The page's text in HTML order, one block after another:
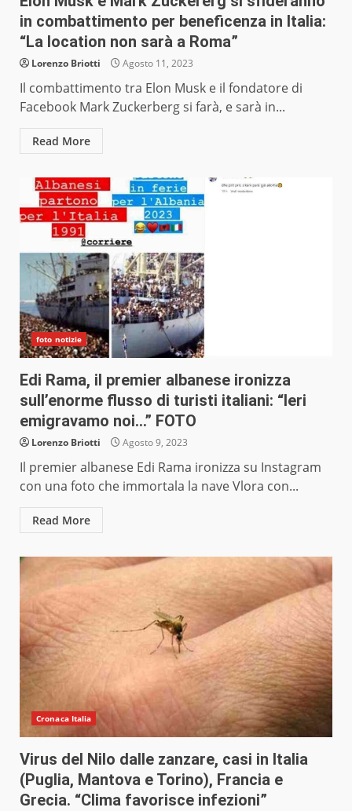
in combattimento per beneficenza in Italia:
“La location non sarà a Roma”
Lorenzo Briotti Agosto 11, 2023
Il combattimento tra Elon Musk e il fondatore di
Facebook Mark Zuckerberg si farà, e sarà in...
Read More
foto notizie
Edi Rama, il premier albanese ironizza
sull’enorme flusso di turisti italiani: “Ieri
emigravamo noi…” FOTO
Lorenzo Briotti Agosto 9, 2023
Il premier albanese Edi Rama ironizza su Instagram
con una foto che immortala la nave Vlora con...
Read More
Cronaca Italia
Virus del Nilo dalle zanzare, casi in Italia
(Puglia, Mantova e Torino), Francia e
Grecia. “Clima favorisce infezioni”